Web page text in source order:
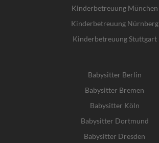
Kinderbetreuung München
Kinderbetreuung Nürnberg
Kinderbetreuung Stuttgart
Babysitter Berlin
Babysitter Bremen
Babysitter Köln
Babysitter Dortmund
Babysitter Dresden